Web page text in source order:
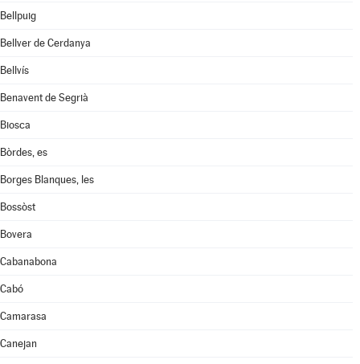
Bellpuig
Bellver de Cerdanya
Bellvís
Benavent de Segrià
Biosca
Bòrdes, es
Borges Blanques, les
Bossòst
Bovera
Cabanabona
Cabó
Camarasa
Canejan